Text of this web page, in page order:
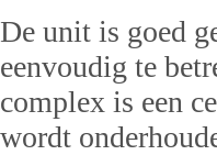
De unit is goed
eenvoudig te
complex is een
wordt